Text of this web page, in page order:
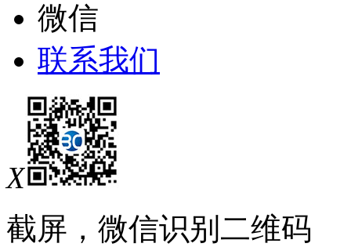
微信
联系我们
X
截屏，微信识别二维码